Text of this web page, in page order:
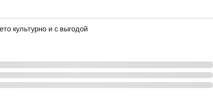
культурно и с выгодой